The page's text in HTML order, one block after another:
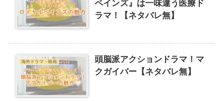
ペインズ』は一味違う医療ド
ラマ！【ネタバレ無】
海外ドラマ・映画
頭脳派アクションドラマ！マ
クガイバー【ネタバレ無】